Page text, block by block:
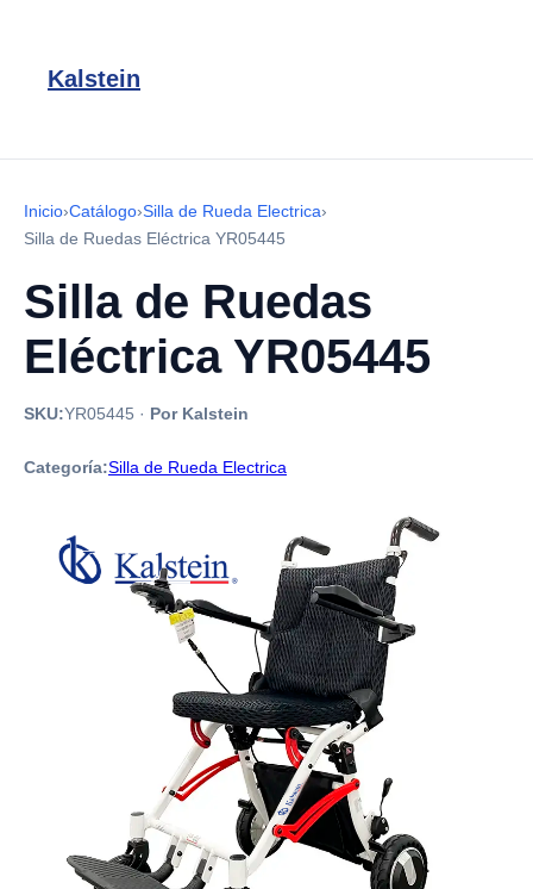
Kalstein
Inicio›Catálogo›Silla de Rueda Electrica›
Silla de Ruedas Eléctrica YR05445
Silla de Ruedas
Eléctrica YR05445
SKU:YR05445 · Por Kalstein
Categoría:Silla de Rueda Electrica